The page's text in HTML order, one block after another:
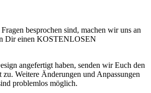
besprochen sind, machen wir uns an
Dir einen KOSTENLOSEN
angefertigt haben, senden wir Euch den
Weitere Änderungen und Anpassungen
problemlos möglich.